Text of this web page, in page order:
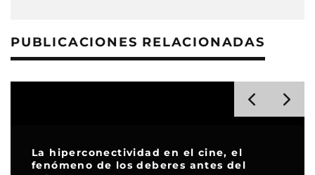
PUBLICACIONES RELACIONADAS
La hiperconectividad en el cine, el
fenómeno de los deberes antes del